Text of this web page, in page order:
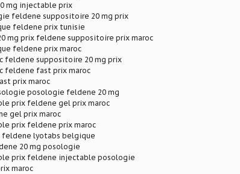
mg injectable prix
feldene suppositoire 20 mg prix
feldene prix tunisie
mg prix feldene suppositoire prix maroc
feldene prix maroc
feldene suppositoire 20 mg prix
feldene fast prix maroc
prix maroc
posologie feldene 20 mg
prix feldene gel prix maroc
gel prix maroc
prix feldene prix maroc
feldene lyotabs belgique
20 mg posologie
prix feldene injectable posologie
maroc